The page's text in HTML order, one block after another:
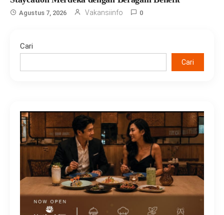
Agustus 7, 2026 Vakansiinfo 0
Cari
Cari